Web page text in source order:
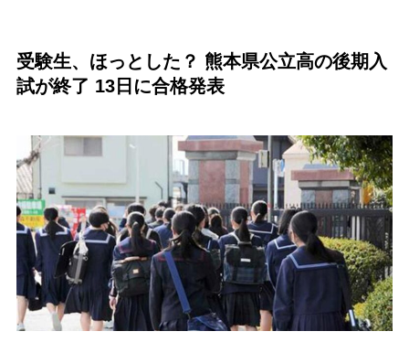
受験生、ほっとした？ 熊本県公立高の後期入
試が終了 13日に合格発表